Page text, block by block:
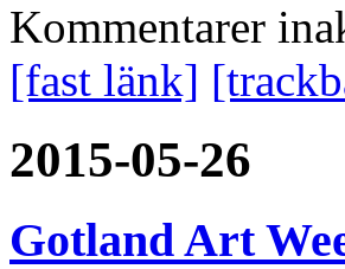
Kommentarer
[fast länk]
2015-05-26
Gotland Art